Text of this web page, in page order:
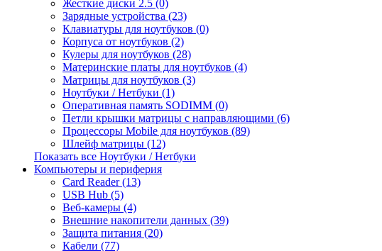
Жесткие диски 2.5 (0)
Зарядные устройства (23)
Клавиатуры для ноутбуков (0)
Корпуса от ноутбуков (2)
Кулеры для ноутбуков (28)
Материнские платы для ноутбуков (4)
Матрицы для ноутбуков (3)
Ноутбуки / Нетбуки (1)
Оперативная память SODIMM (0)
Петли крышки матрицы с направляющими (6)
Процессоры Mobile для ноутбуков (89)
Шлейф матрицы (12)
Показать все Ноутбуки / Нетбуки
Компьютеры и периферия
Card Reader (13)
USB Hub (5)
Веб-камеры (4)
Внешние накопители данных (39)
Защита питания (20)
Кабели (77)